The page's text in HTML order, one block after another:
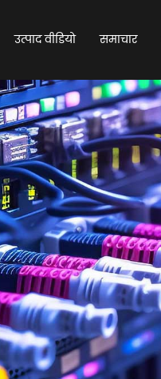
उत्पाद वीडियो समाचार